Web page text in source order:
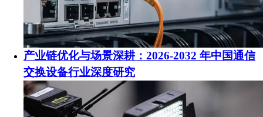
产业链优化与场景深耕：2026-2032 年中国通信
交换设备行业深度研究